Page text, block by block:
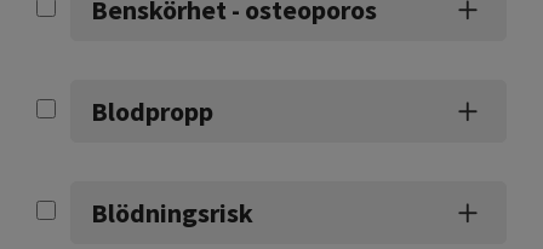
Benskörhet - osteoporos
Blodpropp
Blödningsrisk